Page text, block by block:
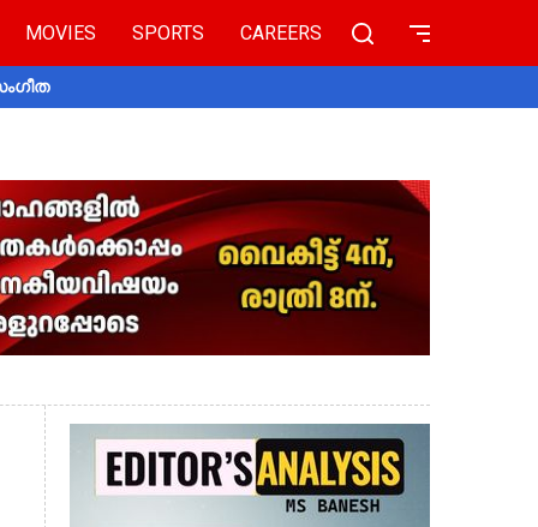
MOVIES SPORTS CAREERS